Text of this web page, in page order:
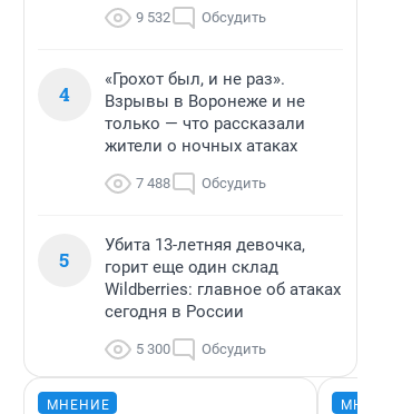
9 532 Обсудить
4
«Грохот был, и не раз».
Взрывы в Воронеже и не
только — что рассказали
жители о ночных атаках
7 488 Обсудить
5
Убита 13-летняя девочка,
горит еще один склад
Wildberries: главное об атаках
сегодня в России
5 300 Обсудить
МНЕНИЕ